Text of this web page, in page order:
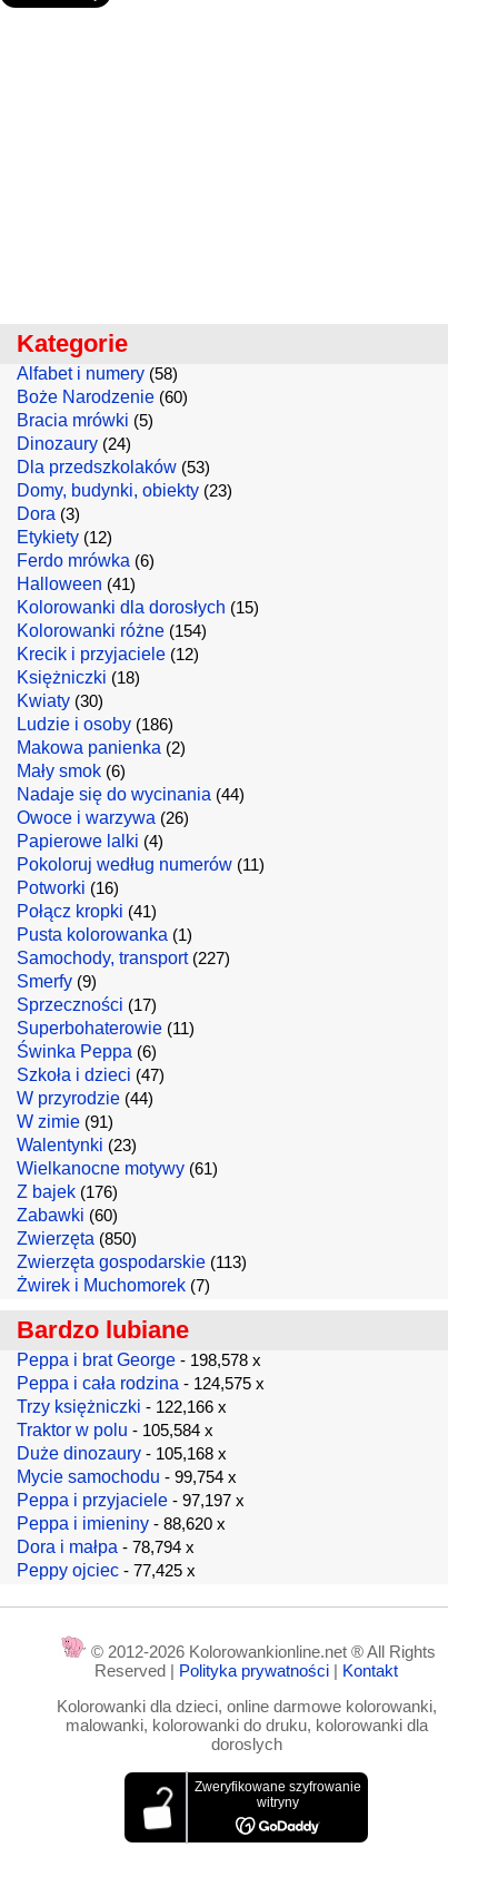
Kategorie
Alfabet i numery (58)
Boże Narodzenie (60)
Bracia mrówki (5)
Dinozaury (24)
Dla przedszkolaków (53)
Domy, budynki, obiekty (23)
Dora (3)
Etykiety (12)
Ferdo mrówka (6)
Halloween (41)
Kolorowanki dla dorosłych (15)
Kolorowanki różne (154)
Krecik i przyjaciele (12)
Księżniczki (18)
Kwiaty (30)
Ludzie i osoby (186)
Makowa panienka (2)
Mały smok (6)
Nadaje się do wycinania (44)
Owoce i warzywa (26)
Papierowe lalki (4)
Pokoloruj według numerów (11)
Potworki (16)
Połącz kropki (41)
Pusta kolorowanka (1)
Samochody, transport(227)
Smerfy (9)
Sprzeczności (17)
Superbohaterowie (11)
Świnka Peppa (6)
Szkoła i dzieci (47)
W przyrodzie (44)
W zimie (91)
Walentynki (23)
Wielkanocne motywy (61)
Z bajek (176)
Zabawki (60)
Zwierzęta (850)
Zwierzęta gospodarskie (113)
Żwirek i Muchomorek (7)
Bardzo lubiane
Peppa i brat George - 198,578 x
Peppa i cała rodzina - 124,575 x
Trzy księżniczki - 122,166 x
Traktor w polu - 105,584 x
Duże dinozaury - 105,168 x
Mycie samochodu - 99,754 x
Peppa i przyjaciele - 97,197 x
Peppa i imieniny - 88,620 x
Dora i małpa - 78,794 x
Peppy ojciec - 77,425 x
© 2012-2026 Kolorowankionline.net ® All Rights
Reserved | Polityka prywatności | Kontakt
Kolorowanki dla dzieci, online darmowe kolorowanki,
malowanki, kolorowanki do druku, kolorowanki dla
doroslych